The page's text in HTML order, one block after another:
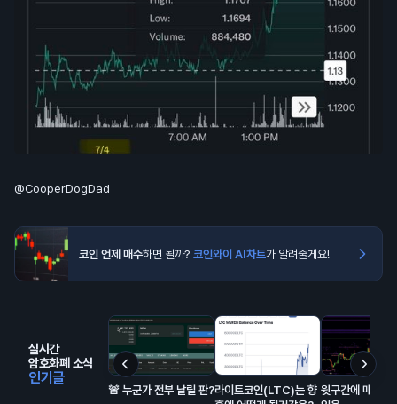
@CooperDogDad
코인 언제 매수하면 될까? 코인와이 AI차트가 알려줄게요!
실시간
암호화폐 소식
인기글
🚨 누군가 전부 날릴 판?라이트코인(LTC)는 향 윗구간에 매물